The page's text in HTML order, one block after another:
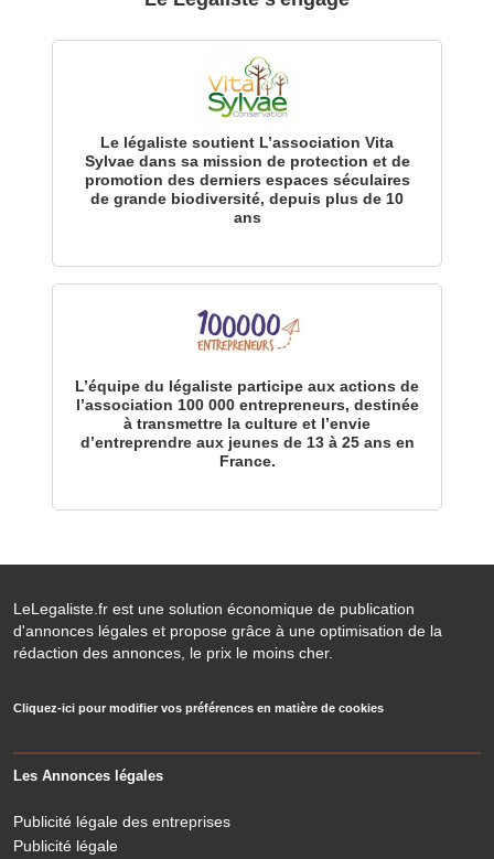
Le légaliste soutient L’association Vita
Sylvae dans sa mission de protection et de
promotion des derniers espaces séculaires
de grande biodiversité, depuis plus de 10
ans
L’équipe du légaliste participe aux actions de
l’association 100 000 entrepreneurs, destinée
à transmettre la culture et l’envie
d’entreprendre aux jeunes de 13 à 25 ans en
France.
LeLegaliste.fr est une solution économique de publication
d'annonces légales et propose grâce à une optimisation de la
rédaction des annonces, le prix le moins cher.
Cliquez-ici pour modifier vos préférences en matière de cookies
Les Annonces légales
Publicité légale des entreprises
Publicité légale